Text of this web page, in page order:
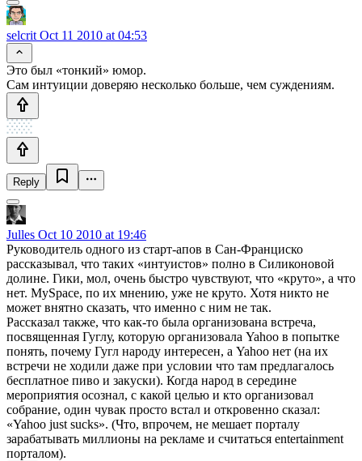
selcrit Oct 11 2010 at 04:53
Это был «тонкий» юмор.
Сам интуиции доверяю несколько больше, чем суждениям.
Reply
Julles Oct 10 2010 at 19:46
Руководитель одного из старт-апов в Сан-Франциско
рассказывал, что таких «интуистов» полно в Силиконовой
долине. Гики, мол, очень быстро чувствуют, что «круто», а что
нет. MySpace, по их мнению, уже не круто. Хотя никто не
может внятно сказать, что именно с ним не так.
Рассказал также, что как-то была организована встреча,
посвященная Гуглу, которую организовала Yahoo в попытке
понять, почему Гугл народу интересен, а Yahoo нет (на их
встречи не ходили даже при условии что там предлагалось
бесплатное пиво и закуски). Когда народ в середине
мероприятия осознал, с какой целью и кто организовал
собрание, один чувак просто встал и откровенно сказал:
«Yahoo just sucks». (Что, впрочем, не мешает порталу
зарабатывать миллионы на рекламе и считаться entertainment
порталом).